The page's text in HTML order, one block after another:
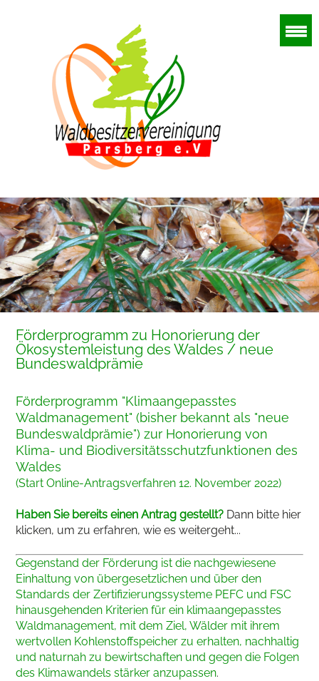
Förderprogramm zu Honorierung der
Ökosystemleistung des Waldes / neue
Bundeswaldprämie
Förderprogramm "Klimaangepasstes
Waldmanagement" (bisher bekannt als "neue
Bundeswaldprämie") zur Honorierung von
Klima- und Biodiversitätsschutzfunktionen des
Waldes
(Start Online-Antragsverfahren 12. November 2022)
Haben Sie bereits einen Antrag gestellt? Dann bitte hier
klicken, um zu erfahren, wie es weitergeht...
Gegenstand der Förderung ist die nachgewiesene
Einhaltung von übergesetzlichen und über den
Standards der Zertifizierungssysteme PEFC und FSC
hinausgehenden Kriterien für ein klimaangepasstes
Waldmanagement, mit dem Ziel, Wälder mit ihrem
wertvollen Kohlenstoffspeicher zu erhalten, nachhaltig
und naturnah zu bewirtschaften und gegen die Folgen
des Klimawandels stärker anzupassen.